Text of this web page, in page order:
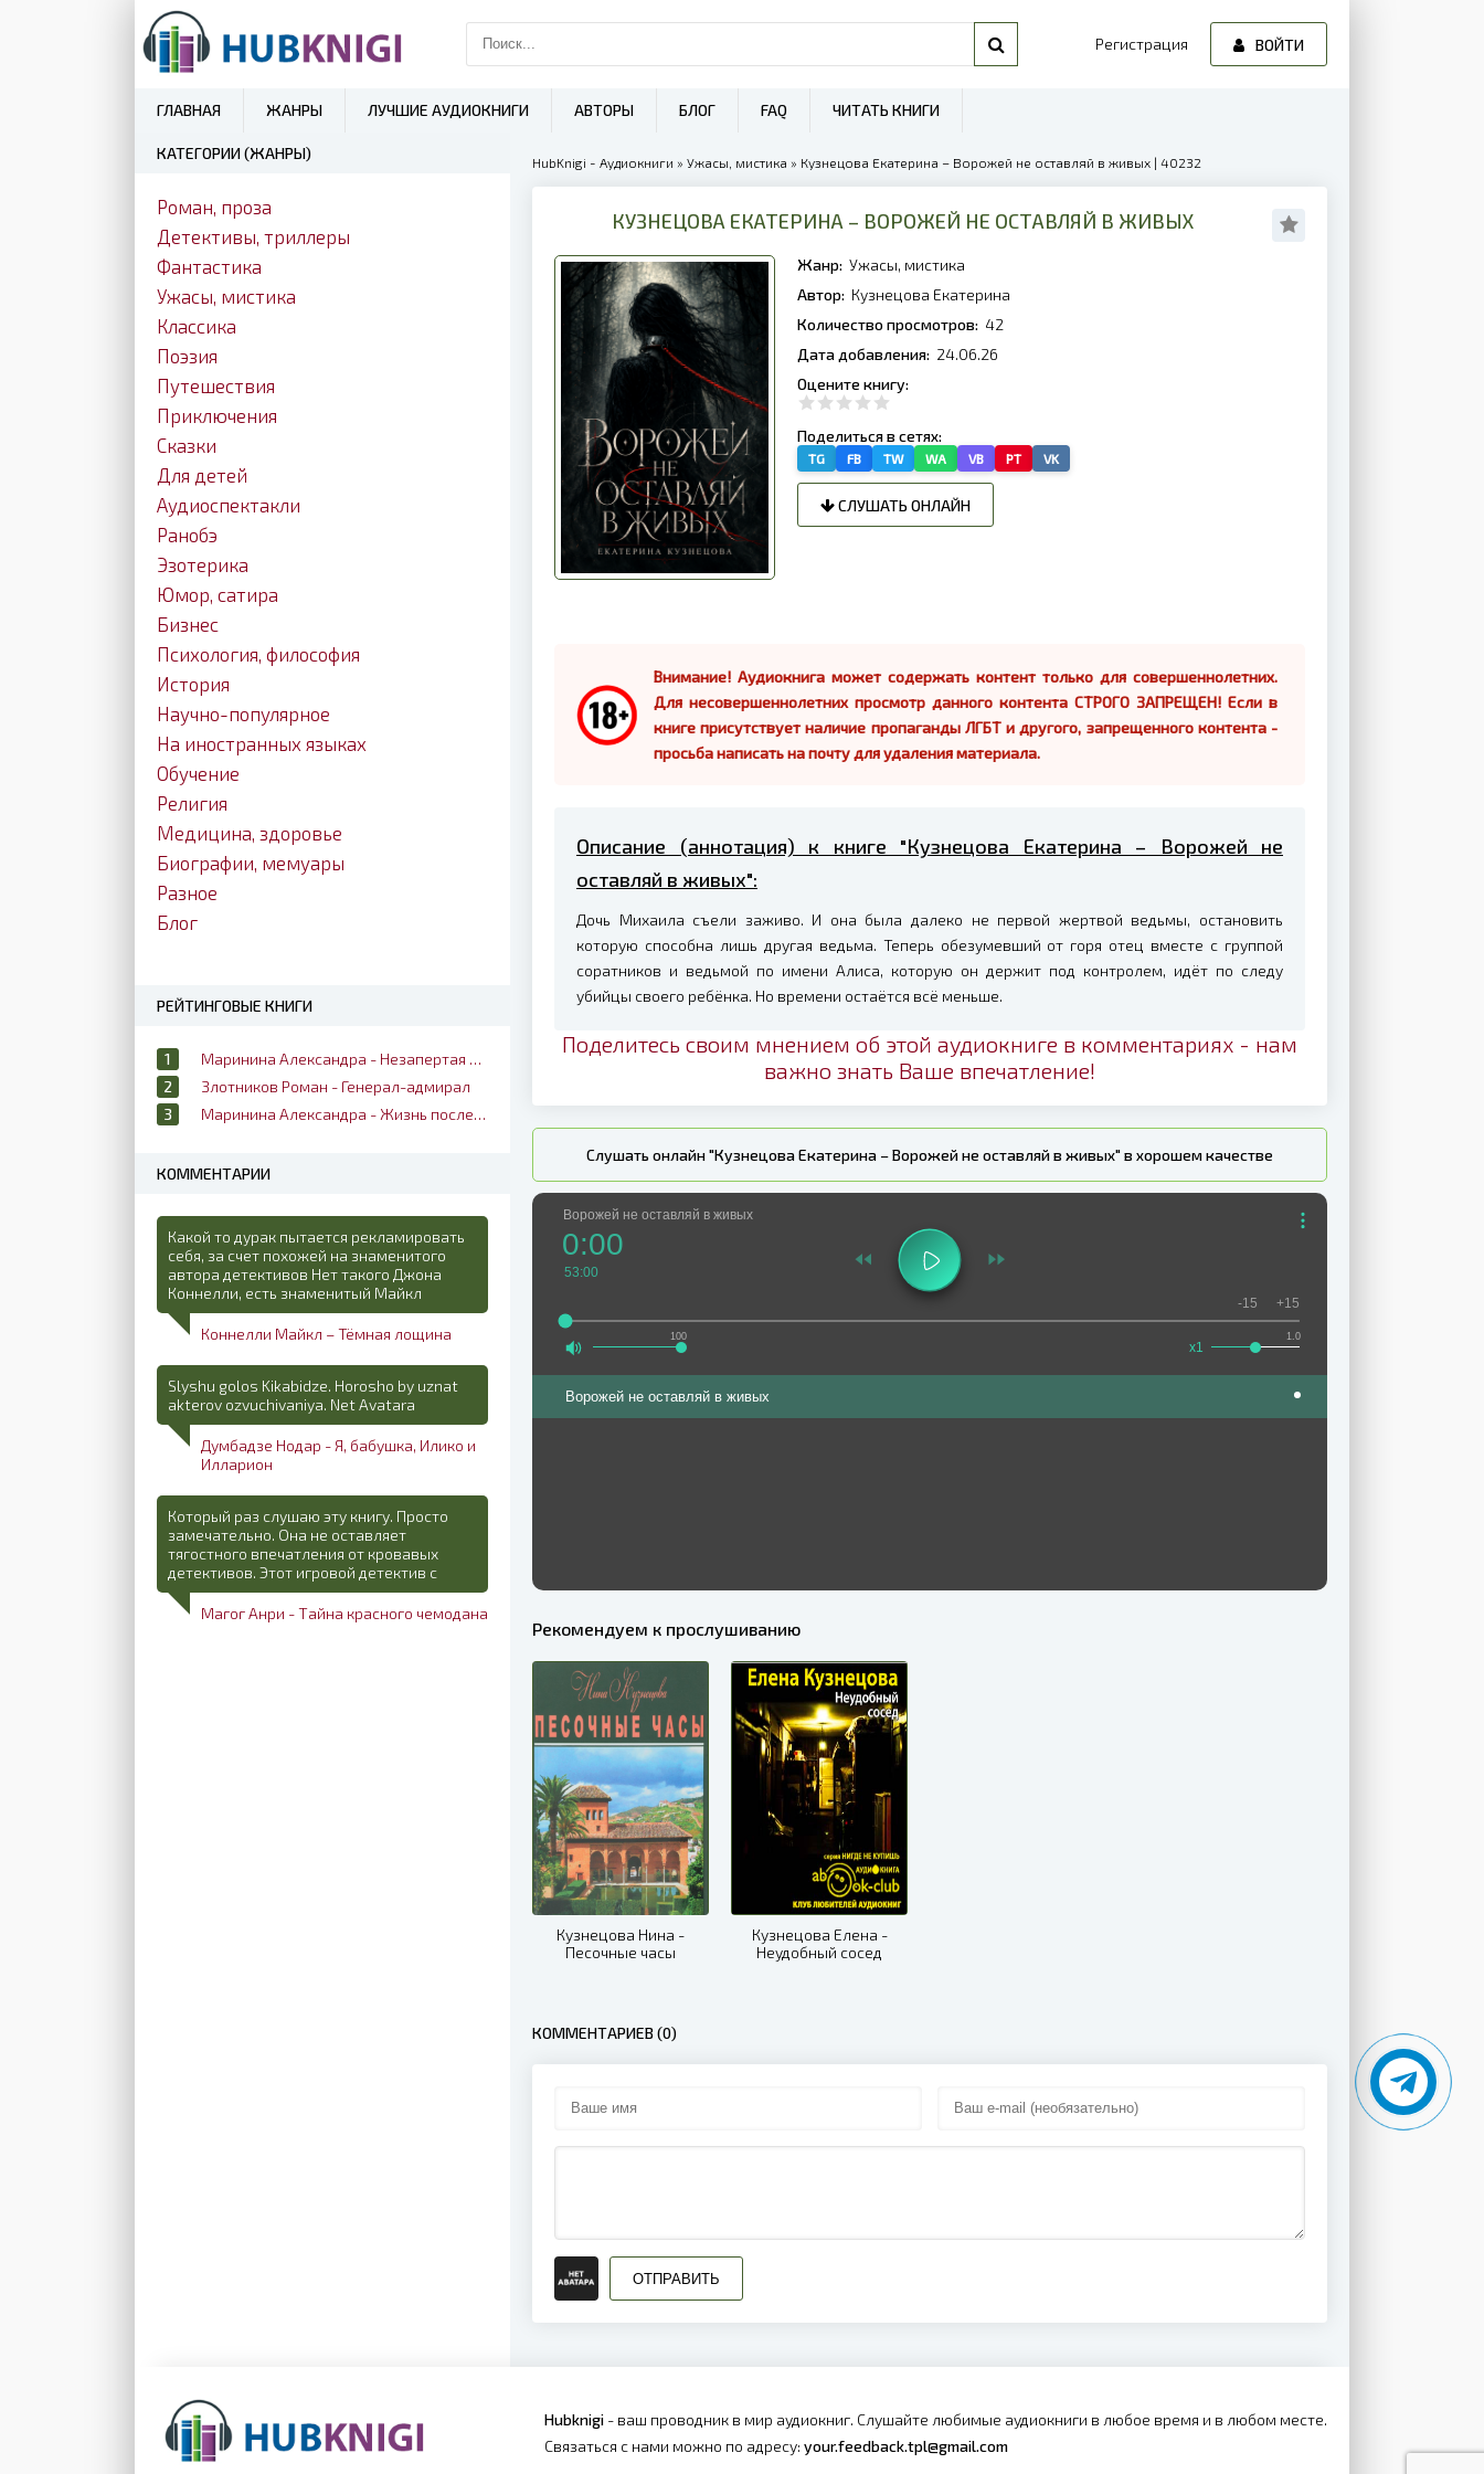
Регистрация ВОЙТИ
ГЛАВНАЯ ЖАНРЫ ЛУЧШИЕ АУДИОКНИГИ АВТОРЫ БЛОГ FAQ ЧИТАТЬ КНИГИ
HubKnigi - Аудиокниги » Ужасы, мистика » Кузнецова Екатерина – Ворожей не оставляй в живых | 40232
КУЗНЕЦОВА ЕКАТЕРИНА – ВОРОЖЕЙ НЕ ОСТАВЛЯЙ В ЖИВЫХ
Жанр: Ужасы, мистика
Автор: Кузнецова Екатерина
Количество просмотров: 42
Дата добавления: 24.06.26
Оцените книгу:
Поделиться в сетях:
TG FB TW WA VB PT VK
СЛУШАТЬ ОНЛАЙН
Внимание! Аудиокнига может содержать контент только для совершеннолетних.
Для несовершеннолетних просмотр данного контента СТРОГО ЗАПРЕЩЕН! Если в
книге присутствует наличие пропаганды ЛГБТ и другого, запрещенного контента -
просьба написать на почту для удаления материала.
Описание (аннотация) к книге "Кузнецова Екатерина – Ворожей не
оставляй в живых":
Дочь Михаила съели заживо. И она была далеко не первой жертвой ведьмы, остановить
которую способна лишь другая ведьма. Теперь обезумевший от горя отец вместе с группой
соратников и ведьмой по имени Алиса, которую он держит под контролем, идёт по следу
убийцы своего ребёнка. Но времени остаётся всё меньше.
Поделитесь своим мнением об этой аудиокниге в комментариях - нам
важно знать Ваше впечатление!
Слушать онлайн "Кузнецова Екатерина – Ворожей не оставляй в живых" в хорошем качестве
Ворожей не оставляй в живых
100
0:00
53:00
1.0
x1
-15 +15
Ворожей не оставляй в живых
Рекомендуем к прослушиванию
Кузнецова Нина -
Песочные часы
Кузнецова Елена -
Неудобный сосед
КОММЕНТАРИЕВ (0)
ОТПРАВИТЬ
КАТЕГОРИИ (ЖАНРЫ)
Роман, проза
Детективы, триллеры
Фантастика
Ужасы, мистика
Классика
Поэзия
Путешествия
Приключения
Сказки
Для детей
Аудиоспектакли
Ранобэ
Эзотерика
Юмор, сатира
Бизнес
Психология, философия
История
Научно-популярное
На иностранных языках
Обучение
Религия
Медицина, здоровье
Биографии, мемуары
Разное
Блог
РЕЙТИНГОВЫЕ КНИГИ
Маринина Александра - Незапертая дверь
Злотников Роман - Генерал-адмирал
Маринина Александра - Жизнь после жизни
КОММЕНТАРИИ
Какой то дурак пытается рекламировать
себя, за счет похожей на знаменитого
автора детективов Нет такого Джона
Коннелли, есть знаменитый Майкл
Коннелли Майкл – Тёмная лощина
Slyshu golos Kikabidze. Horosho by uznat
akterov ozvuchivaniya. Net Avatara
Думбадзе Нодар - Я, бабушка, Илико и
Илларион
Который раз слушаю эту книгу. Просто
замечательно. Она не оставляет
тягостного впечатления от кровавых
детективов. Этот игровой детектив с
Магог Анри - Тайна красного чемодана
Hubknigi - ваш проводник в мир аудиокниг. Слушайте любимые аудиокниги в любое время и в любом месте.
Связаться с нами можно по адресу: your.feedback.tpl@gmail.com